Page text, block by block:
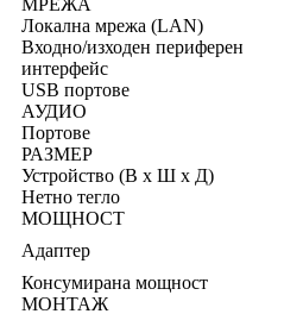
Локална мрежа (LAN)
Входно/изходен периферен
интерфейс
USB портове
АУДИО
Портове
РАЗМЕР
Устройство (В x Ш x Д)
Нетно тегло
МОЩНОСТ
Адаптер
Консумирана мощност
МОНТАЖ